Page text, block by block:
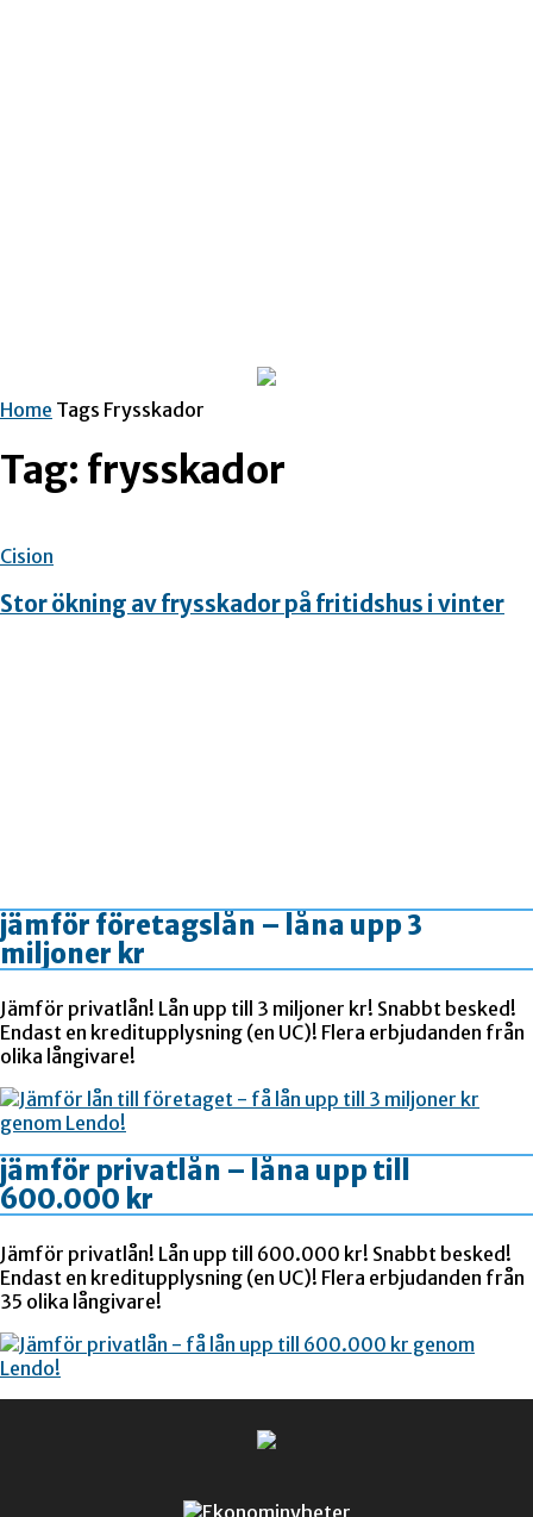
Home Tags Frysskador
Tag: frysskador
Cision
Stor ökning av frysskador på fritidshus i vinter
jämför företagslån – låna upp 3
miljoner kr
Jämför privatlån! Lån upp till 3 miljoner kr! Snabbt besked!
Endast en kreditupplysning (en UC)! Flera erbjudanden från
olika långivare!
jämför privatlån – låna upp till
600.000 kr
Jämför privatlån! Lån upp till 600.000 kr! Snabbt besked!
Endast en kreditupplysning (en UC)! Flera erbjudanden från
35 olika långivare!